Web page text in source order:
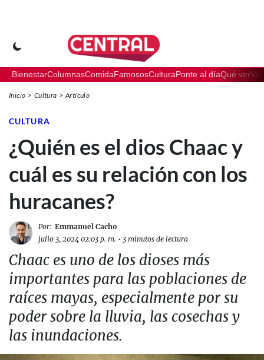
BienestarColumnasComidaFamososCulturaPonte al díaQué ver
Inicio Cultura Artículo
CULTURA
¿Quién es el dios Chaac y
cuál es su relación con los
huracanes?
Por: Emmanuel Cacho
julio 3, 2024 02:03 p. m. • 3 minutos de lectura
Chaac es uno de los dioses más
importantes para las poblaciones de
raíces mayas, especialmente por su
poder sobre la lluvia, las cosechas y
las inundaciones.